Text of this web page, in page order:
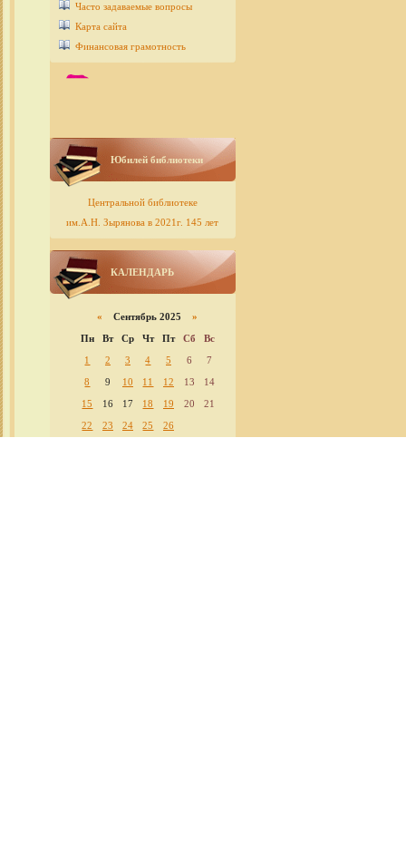
Часто задаваемые вопросы
Карта сайта
Финансовая грамотность
Юбилей библиотеки
Центральной библиотеке
им.А.Н. Зырянова в 2021г. 145 лет
КАЛЕНДАРЬ
« Сентябрь 2025»
Пн
Вт Ср Чт Пт Сб
Вс
1
2 3 4 5 6
7
8
9 10 11 12 13
14
15
16 17 18 19 20
21
22
23 24 25 26